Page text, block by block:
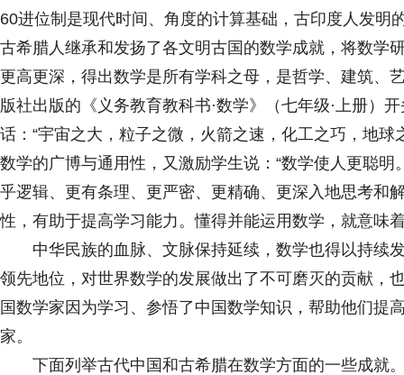
60进位制是现代时间、角度的计算基础，古印度人发明
古希腊人继承和发扬了各文明古国的数学成就，将数学
更高更深，得出数学是所有学科之母，是哲学、建筑、
版社出版的《义务教育教科书·数学》（七年级·上册）
话：“宇宙之大，粒子之微，火箭之速，化工之巧，地
数学的广博与通用性，又激励学生说：“数学使人更聪
乎逻辑、更有条理、更严密、更精确、更深入地思考和
性，有助于提高学习能力。懂得并能运用数学，就意
中华民族的血脉、文脉保持延续，数学也得以持续
领先地位，对世界数学的发展做出了不可磨灭的贡献，
国数学家因为学习、参悟了中国数学知识，帮助他们提
家。
下面列举古代中国和古希腊在数学方面的一些成就